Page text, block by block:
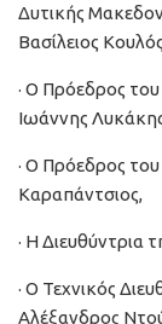
Δυτικής
Βασίλειος
· Ο Πρόεδρος
Ιωάννης
· Ο Πρόεδρος
Καραπάντσιος,
· Η Διευθύντρια
· Ο Τεχνικός
Αλέξανδρος